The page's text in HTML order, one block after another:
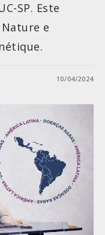
SP. Este
e
10/04/2024